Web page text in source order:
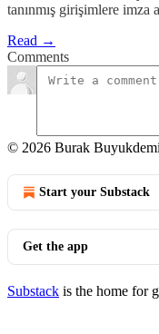
tanınmış girişimlere imza
Read →
Comments
© 2026 Burak
Start your Substack
Get the app
Substack is the home for